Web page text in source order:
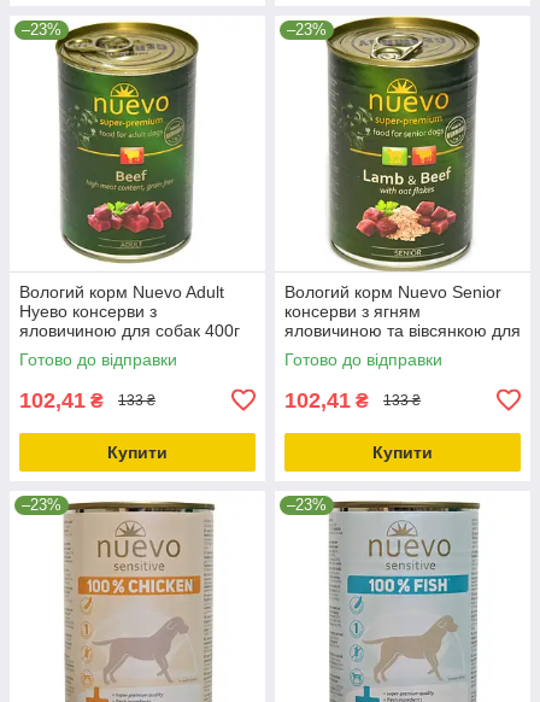
–23%
Вологий корм Nuevo Adult
Нуево консерви з
яловичиною для собак 400г
(95004)
Готово до відправки
102,41 ₴ 133 ₴
Купити
–23%
Вологий корм Nuevo Senior
консерви з ягням
яловичиною та вівсянкою для
собак 400г (95016)
Готово до відправки
102,41 ₴ 133 ₴
Купити
–23% –23%